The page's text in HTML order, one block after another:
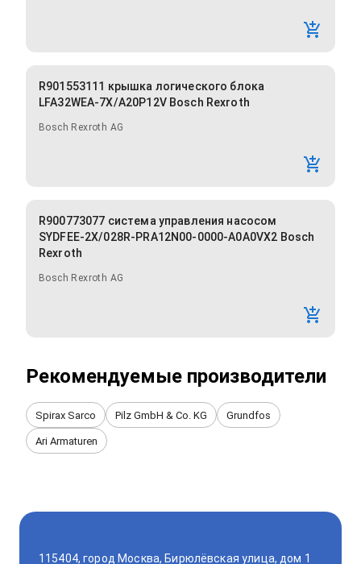
R901553111 крышка логического блока
LFA32WEA-7X/A20P12V Bosch Rexroth
Bosch Rexroth AG
R900773077 система управления насосом
SYDFEE-2X/028R-PRA12N00-0000-A0A0VX2 Bosch
Rexroth
Bosch Rexroth AG
Рекомендуемые производители
Spirax Sarco Pilz GmbH & Co. KG Grundfos
Ari Armaturen
115404, город Москва, Бирюлёвская улица, дом 1